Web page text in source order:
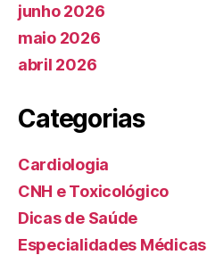
junho 2026
maio 2026
abril 2026
Categorias
Cardiologia
CNH e Toxicológico
Dicas de Saúde
Especialidades Médicas